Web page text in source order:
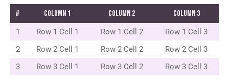
# Column 1 Column 2 Column 3
1 Row 1 Cell 1 Row 1 Cell 2
Row 1 Cell 3
2
Row 2 Cell 1 Row 2 Cell 2
Row 2 Cell 3
3
Row 3 Cell 1 Row 3 Cell 2 Row 3 Cell 3